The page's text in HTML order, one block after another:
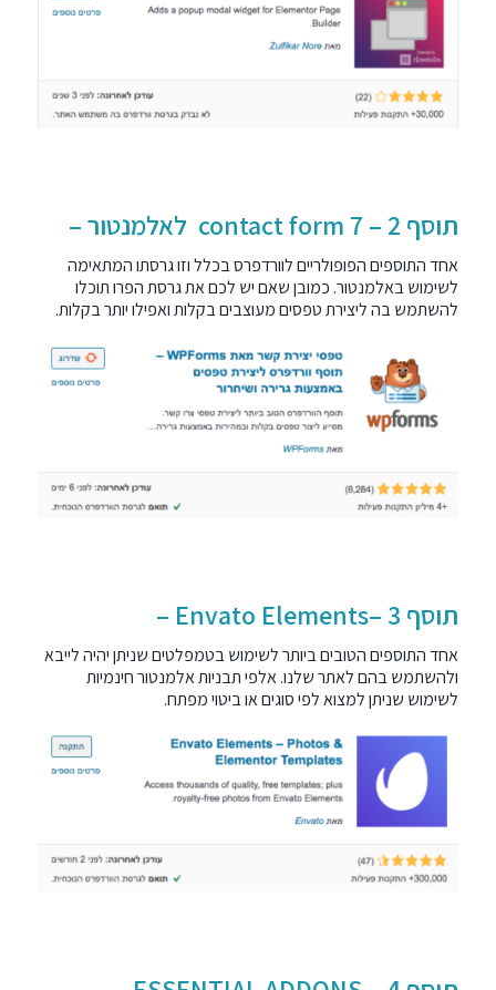
תוסף 2 – contact form 7 לאלמנטור –
אחד התוספים הפופולרייםלוורדפרסבכלל וזו גרסתו המתאימה
לשימוש באלמנטור. כמובן שאם יש לכם את גרסת הפרו תוכלו
להשתמש בה ליצירת טפסים מעוצבים בקלות ואפילו יותר בקלות.
תוסף 3 –Envato Elements –
אחד התוספים הטובים ביותר לשימוש בטמפלטים שניתן יהיה לייבא
ולהשתמש בהם לאתר שלנו. אלפיתבניות אלמנטורחינמיות
לשימוש שניתן למצוא לפי סוגים או ביטוי מפתח.